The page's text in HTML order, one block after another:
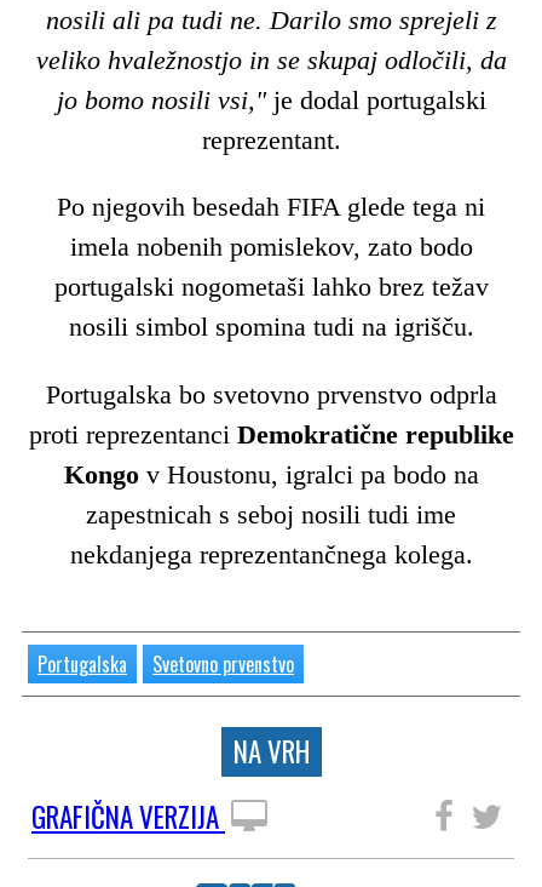
nosili ali pa tudi ne. Darilo smo sprejeli z
veliko hvaležnostjo in se skupaj odločili, da
jo bomo nosili vsi,"je dodal portugalski
reprezentant.
Po njegovih besedah FIFA glede tega ni
imela nobenih pomislekov, zato bodo
portugalski nogometaši lahko brez težav
nosili simbol spomina tudi na igrišču.
Portugalska bo svetovno prvenstvo odprla
proti reprezentanci Demokratične republike
Kongov Houstonu, igralci pa bodo na
zapestnicah s seboj nosili tudi ime
nekdanjega reprezentančnega kolega.
Portugalska Svetovno prvenstvo
NA VRH
GRAFIČNA VERZIJA